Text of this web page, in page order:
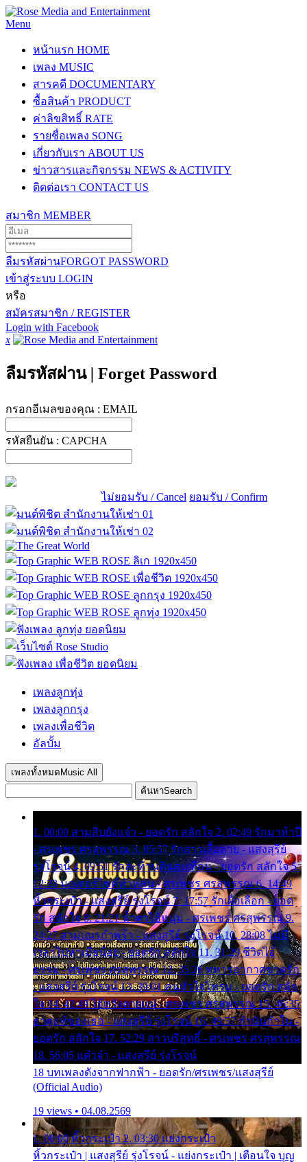
Menu
หน้าแรก HOME
เพลง MUSIC
สารคดี DOCUMENTARY
ซื้อสินค้า PRODUCT
ค่าลิขสิทธิ์ RATE
รายชื่อเพลง SONG
เกี่ยวกับเรา ABOUT US
ข่าวสารและกิจกรรม NEWS & ACTIVITY
ติดต่อเรา CONTACT US
สมาชิก MEMBER
ลืมรหัสผ่านFORGOT PASSWORD
เข้าสู่ระบบ LOGIN
หรือ
สมัครสมาชิก / REGISTER
Login with Facebook
x
ลืมรหัสผ่าน | Forget Password
กรอกอีเมลของคุณ : EMAIL
รหัสยืนยัน : CAPCHA
ไม่ยอมรับ / Cancel ยอมรับ / Confirm
เพลงลูกทุ่ง
เพลงลูกกรุง
เพลงเพื่อชีวิต
อัลบั้ม
เพลงทั้งหมด Music All
ค้นหาSearch
1. 00:00 สามสิบยังแจ๋ว - ยอดรัก สลักใจ 2. 02:49 รักมาห้าปี
- ศรเพชร ศรสุพรรณ 3. 05:57 รักสาวเสื้อลาย - แสงสุรีย์
รุ่งโรจน์ 4. 09:51 รักสะท้านดินสะเทือน - ยอดรัก สลักใจ 5.
12:23 มอเตอร์ไซค์ทำหล่น - ศรเพชร ศรสุพรรณ 6. 14:49
หิ้วกระเป๋า - แสงสุรีย์ รุ่งโรจน์ 7. 17:57 รักเผื่อเลือก - ยอด
รัก สลักใจ 8. 21:21 น้ำตาไอ้หนุ่ม - ศรเพชร ศรสุพรรณ 9.
24:27 สามเณรกำพร้า - แสงสุรีย์ รุ่งโรจน์ 10. 28:08 ไม่มี
เวลาไปหาเมียน้อย - ยอดรัก สลักใจ 11. 31:29 ชีวิตไอ้
ธรรม - ศรเพชร ศรสุพรรณ 12. 35:26 ทหารอากาศขาดรัก
- แสงสุรีย์ รุ่งโรจน์ 13. 39:01 คนหัวใจโทรม - ยอดรัก สลัก
ใจ 14. 42:49 ไอ้หวังตายแน่ - ศรเพชร ศรสุพรรณ 15. 46:35
ธาตุแท้ของเธอ - แสงสุรีย์ รุ่งโรจน์ 16. 49:57 กำนันกำใน -
ยอดรัก สลักใจ 17. 52:29 สาวบริสุทธิ์ - ศรเพชร ศรสุพรรณ
18. 56:05 แต๋วจ๋า - แสงสุรีย์ รุ่งโรจน์
18 บทเพลงดังจากฟากฟ้า - ยอดรัก/ศรเพชร/แสงสุรีย์
(Official Audio)
19 views • 04.08.2569
1. 00:00 หิ้วกระเป๋า 2. 03:30 แย่งกระเป๋า
หิ้วกระเป๋า | แสงสุรีย์ รุ่งโรจน์ - แย่งกระเป๋า | เตือนใจ บุญ